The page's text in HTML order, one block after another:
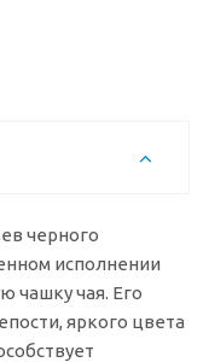
черного
исполнении
чашку чая. Его
яркого цвета